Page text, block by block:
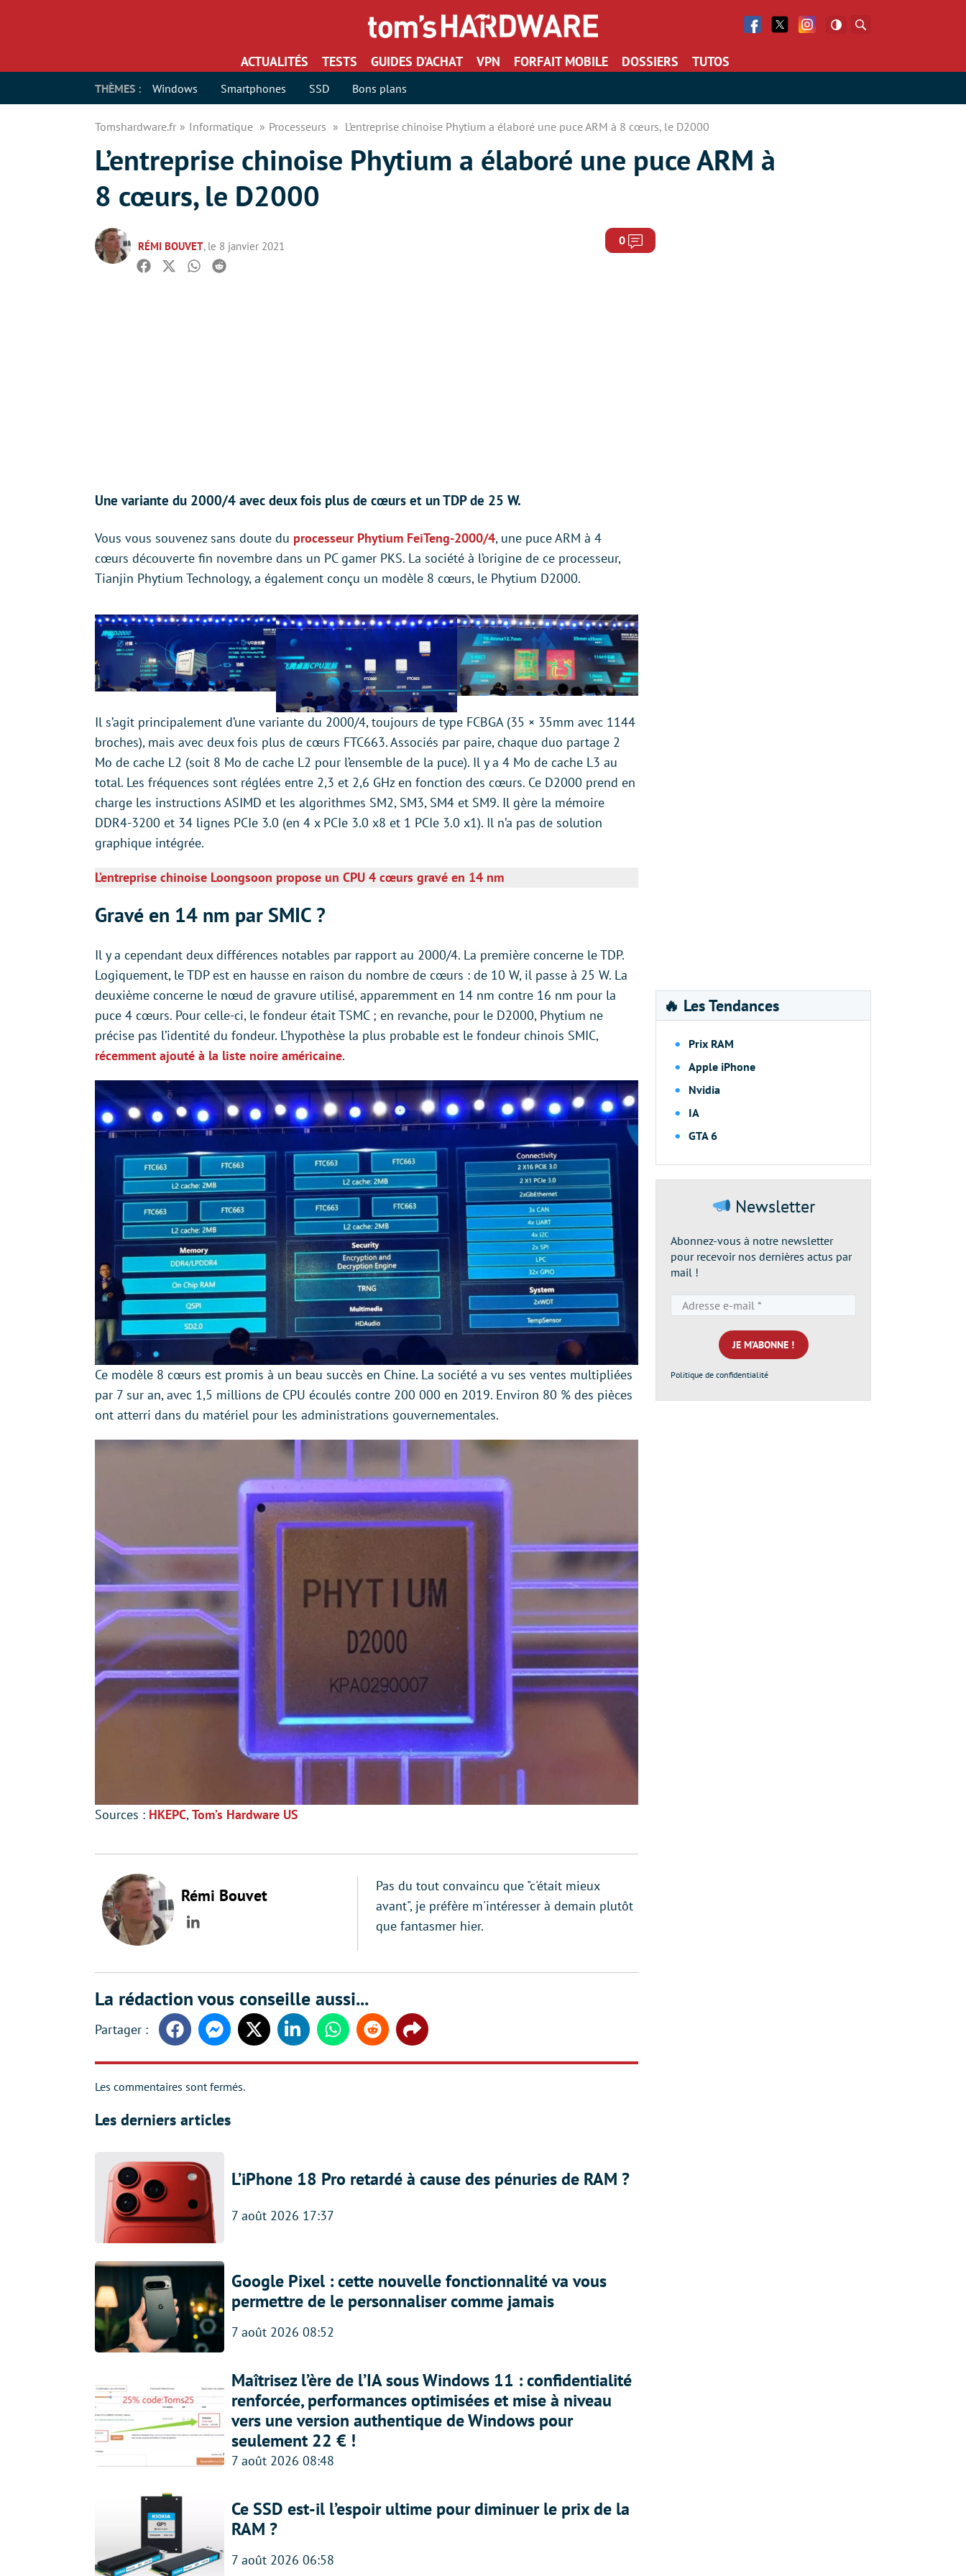
Facebook
Twitter Facebook
ACTUALITÉS TESTS GUIDES D’ACHAT VPN FORFAIT MOBILE DOSSIERS TUTOS
THÈMES : Windows Smartphones SSD Bons plans
Tomshardware.fr Informatique Processeurs L’entreprise chinoise Phytium a élaboré une puce ARM à 8 cœurs, le D2000
L’entreprise chinoise Phytium a élaboré une puce ARM à
8 cœurs, le D2000
RÉMI BOUVET, le 8 janvier 2021 0 Commentaires
Facebook
TwitterWhatsapp
Reddit
Une variante du 2000/4 avec deux fois plus de cœurs et un TDP de 25 W.
Vous vous souvenez sans doute du processeur Phytium FeiTeng-2000/4, une puce ARM à 4
cœurs découverte fin novembre dans un PC gamer PKS. La société à l’origine de ce processeur,
Tianjin Phytium Technology, a également conçu un modèle 8 cœurs, le Phytium D2000.
Il s’agit principalement d’une variante du 2000/4, toujours de type FCBGA (35 × 35mm avec 1144
broches), mais avec deux fois plus de cœurs FTC663. Associés par paire, chaque duo partage 2
Mo de cache L2 (soit 8 Mo de cache L2 pour l’ensemble de la puce). Il y a 4 Mo de cache L3 au
total. Les fréquences sont réglées entre 2,3 et 2,6 GHz en fonction des cœurs. Ce D2000 prend en
charge les instructions ASIMD et les algorithmes SM2, SM3, SM4 et SM9. Il gère la mémoire
DDR4-3200 et 34 lignes PCIe 3.0 (en 4 x PCIe 3.0 x8 et 1 PCIe 3.0 x1). Il n’a pas de solution
graphique intégrée.
L’entreprise chinoise Loongsoon propose un CPU 4 cœurs gravé en 14 nm
Gravé en 14 nm par SMIC ?
Il y a cependant deux différences notables par rapport au 2000/4. La première concerne le TDP.
Logiquement, le TDP est en hausse en raison du nombre de cœurs : de 10 W, il passe à 25 W. La
deuxième concerne le nœud de gravure utilisé, apparemment en 14 nm contre 16 nm pour la
puce 4 cœurs. Pour celle-ci, le fondeur était TSMC ; en revanche, pour le D2000, Phytium ne
précise pas l’identité du fondeur. L’hypothèse la plus probable est le fondeur chinois SMIC,
récemment ajouté à la liste noire américaine.
Ce modèle 8 cœurs est promis à un beau succès en Chine. La société a vu ses ventes multipliées
par 7 sur an, avec 1,5 millions de CPU écoulés contre 200 000 en 2019. Environ 80 % des pièces
ont atterri dans du matériel pour les administrations gouvernementales.
Sources : HKEPC,Tom’s Hardware US
Rémi Bouvet
LinkedIn
Pas du tout convaincu que "c'était mieux
avant", je préfère m'intéresser à demain plutôt
que fantasmer hier.
La rédaction vous conseille aussi...
FacebookMessengerTwitter LinkedinWhatsappReddit Share
Les commentaires sont fermés.
Les derniers articles
L’iPhone 18 Pro retardé à cause des pénuries de RAM ?
7 août 2026 17:37
Google Pixel : cette nouvelle fonctionnalité va vous
permettre de le personnaliser comme jamais
7 août 2026 08:52
Maîtrisez l’ère de l’IA sous Windows 11 : confidentialité
renforcée, performances optimisées et mise à niveau
vers une version authentique de Windows pour
seulement 22 € !
7 août 2026 08:48
Ce SSD est-il l’espoir ultime pour diminuer le prix de la
RAM ?
7 août 2026 06:58
🔥 Les Tendances
Prix RAM
Apple iPhone
Nvidia
IA
GTA 6
Newsletter
Abonnez-vous à notre newsletter
pour recevoir nos dernières actus par
mail !
e-
mail
*
Politique de confidentialité